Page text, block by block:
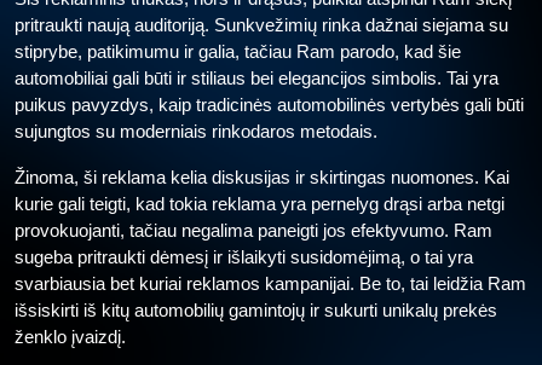
pritraukti naują auditoriją. Sunkvežimių rinka dažnai siejama su
stiprybe, patikimumu ir galia, tačiau Ram parodo, kad šie
automobiliai gali būti ir stiliaus bei elegancijos simbolis. Tai yra
puikus pavyzdys, kaip tradicinės automobilinės vertybės gali būti
sujungtos su moderniais rinkodaros metodais.
Žinoma, ši reklama kelia diskusijas ir skirtingas nuomones. Kai
kurie gali teigti, kad tokia reklama yra pernelyg drąsi arba netgi
provokuojanti, tačiau negalima paneigti jos efektyvumo. Ram
sugeba pritraukti dėmesį ir išlaikyti susidomėjimą, o tai yra
svarbiausia bet kuriai reklamos kampanijai. Be to, tai leidžia Ram
išsiskirti iš kitų automobilių gamintojų ir sukurti unikalų prekės
ženklo įvaizdį.